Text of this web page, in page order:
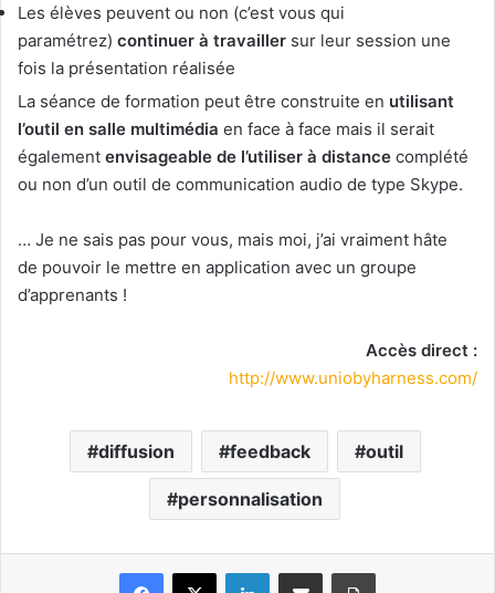
Les élèves peuvent ou non (c’est vous qui
paramétrez) continuer à travailler sur leur session une
fois la présentation réalisée
La séance de formation peut être construite en utilisant
l’outil en salle multimédia en face à face mais il serait
également envisageable de l’utiliser à distance complété
ou non d’un outil de communication audio de type Skype.
… Je ne sais pas pour vous, mais moi, j’ai vraiment hâte
de pouvoir le mettre en application avec un groupe
d’apprenants !
Accès direct :
http://www.uniobyharness.com/
diffusion feedback outil
personnalisation
Facebook
X LinkedinPartager par email Imprimer